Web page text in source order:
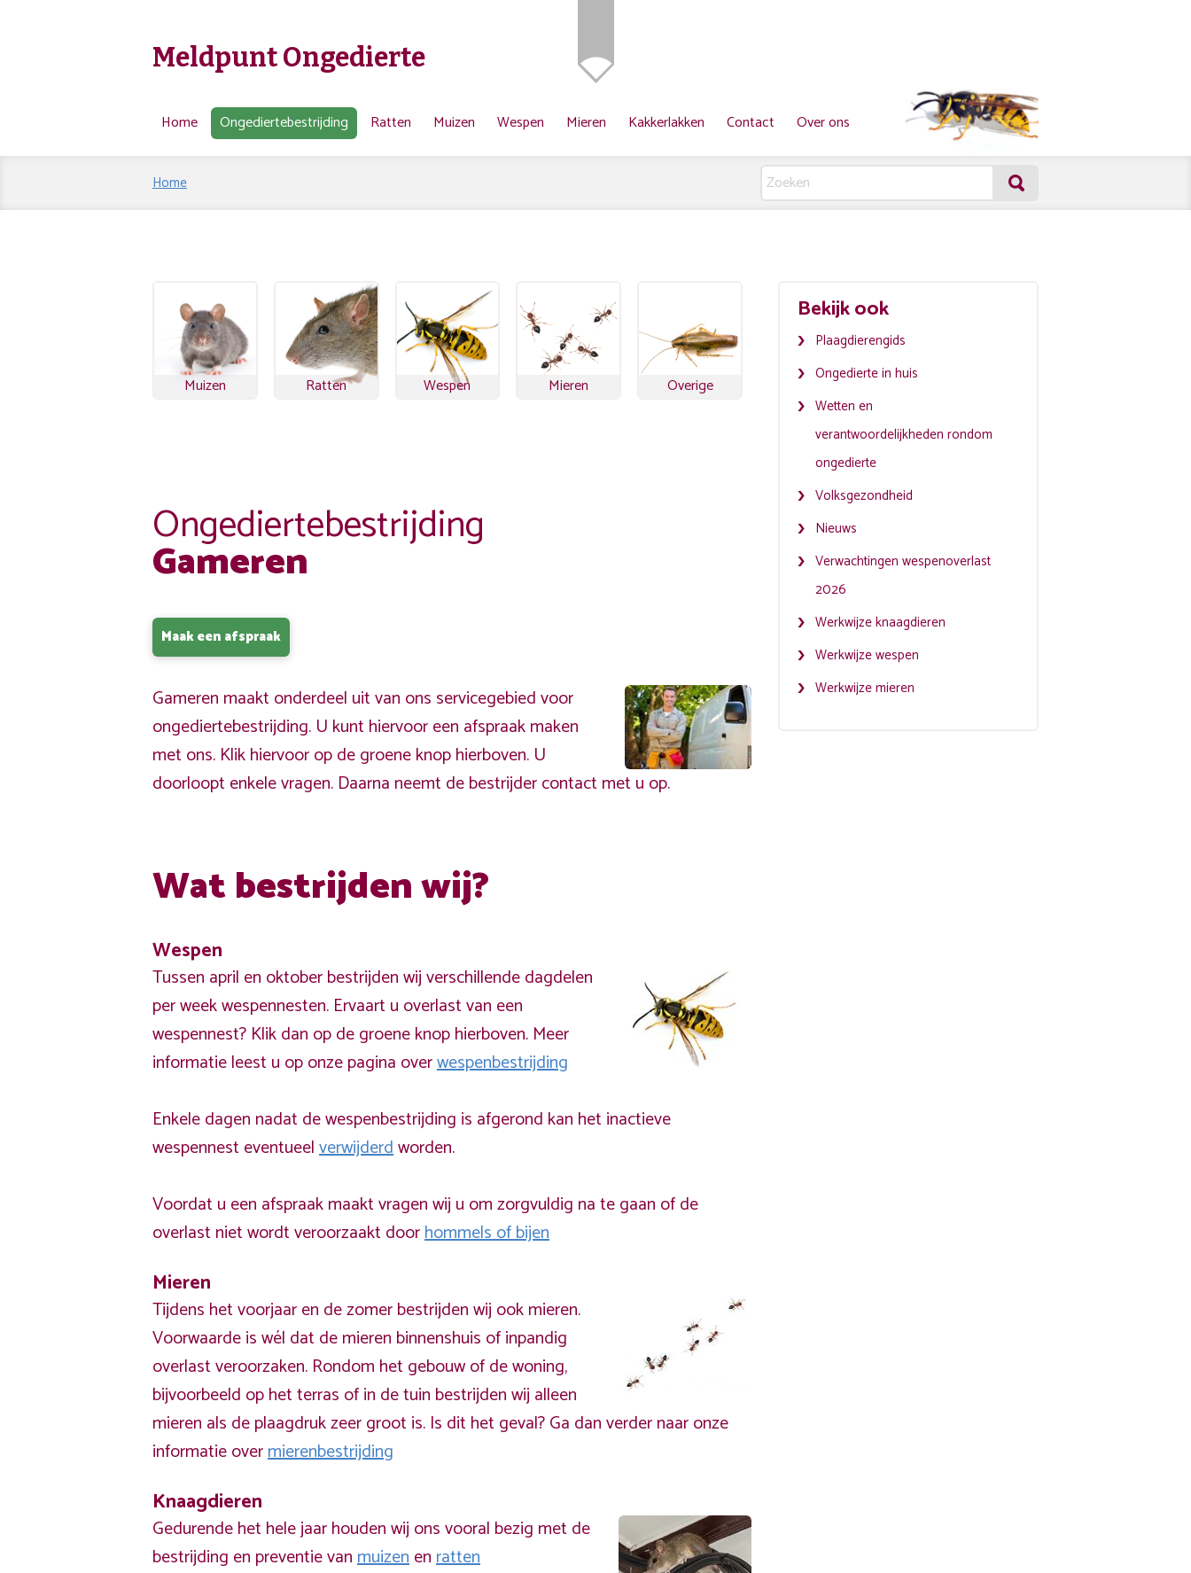
Meldpunt Ongedierte
Home Ongediertebestrijding Ratten Muizen Wespen Mieren Kakkerlakken Contact Over ons
Home
Muizen Ratten Wespen Mieren Overige
Ongediertebestrijding
Gameren
Maak een afspraak
Gameren maakt onderdeel uit van ons servicegebied voor
ongediertebestrijding. U kunt hiervoor een afspraak maken
met ons. Klik hiervoor op de groene knop hierboven. U
doorloopt enkele vragen. Daarna neemt de bestrijder contact met u op.
Wat bestrijden wij?
Wespen
Tussen april en oktober bestrijden wij verschillende dagdelen
per week wespennesten. Ervaart u overlast van een
wespennest? Klik dan op de groene knop hierboven. Meer
informatie leest u op onze pagina overwespenbestrijding
Enkele dagen nadat de wespenbestrijding is afgerond kan het inactieve
wespennest eventueelverwijderdworden.
Voordat u een afspraak maakt vragen wij u om zorgvuldig na te gaan of de
overlast niet wordt veroorzaakt doorhommels of bijen
Mieren
Tijdens het voorjaar en de zomer bestrijden wij ook mieren.
Voorwaarde is wél dat de mieren binnenshuis of inpandig
overlast veroorzaken. Rondom het gebouw of de woning,
bijvoorbeeld op het terras of in de tuin bestrijden wij alleen
mieren als de plaagdruk zeer groot is. Is dit het geval? Ga dan verder naar onze
informatie overmierenbestrijding
Knaagdieren
Gedurende het hele jaar houden wij ons vooral bezig met de
bestrijding en preventie vanmuizenenratten
Bekijk ook
Plaagdierengids
Ongedierte in huis
Wetten en
verantwoordelijkheden rondom
ongedierte
Volksgezondheid
Nieuws
Verwachtingen wespenoverlast
2026
Werkwijze knaagdieren
Werkwijze wespen
Werkwijze mieren